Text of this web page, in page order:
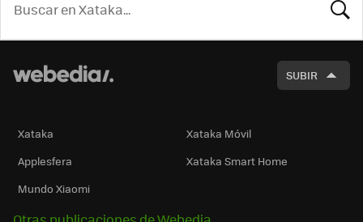
SUBIR
Xataka
Xataka Móvil
Applesfera
Xataka Smart Home
Mundo Xiaomi